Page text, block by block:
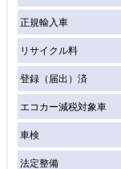
正規輸入車
リサイクル料
登録（届出）済
エコカー減税対象車
車検
法定整備